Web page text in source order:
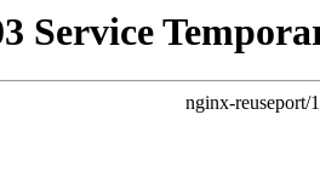
Service
nginx-reuseport/